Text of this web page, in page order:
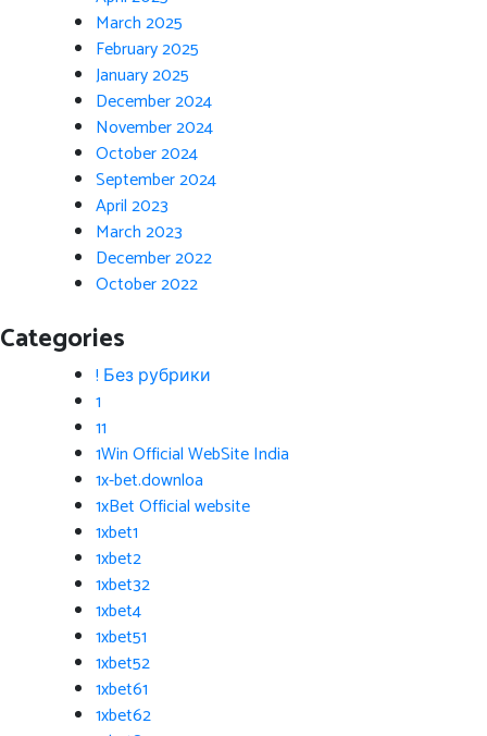
March 2025
February 2025
January 2025
December 2024
November 2024
October 2024
September 2024
April 2023
March 2023
December 2022
October 2022
Categories
! Без рубрики
1
11
1Win Official WebSite India
1x-bet.downloa
1xBet Official website
1xbet1
1xbet2
1xbet32
1xbet4
1xbet51
1xbet52
1xbet61
1xbet62